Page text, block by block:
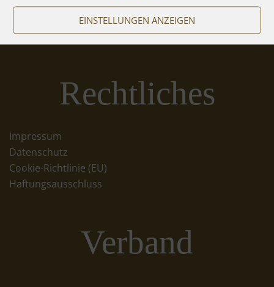
EINSTELLUNGEN ANZEIGEN
Rechtliches
Impressum
Datenschutz
Cookie-Richtlinie (EU)
Haftungsausschluss
Verband